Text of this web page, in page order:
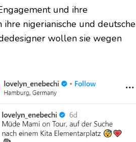
und ihre
nigerianische und deutsche
wollen sie wegen